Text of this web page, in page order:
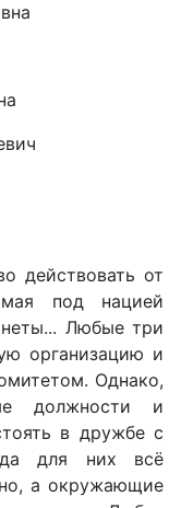
действовать от
под нацией
Любые три
организацию и
Однако,
должности и
в дружбе с
для них всё
а окружающие